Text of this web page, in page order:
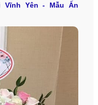
Vĩnh Yên - Mẫu Ấn